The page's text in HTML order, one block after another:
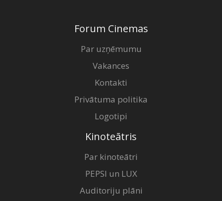
Forum Cinemas
Par uzņēmumu
Vakances
Kontakti
Privātuma politika
Logotipi
Kinoteātris
Par kinoteātri
PEPSI un LUX
Auditoriju plāni